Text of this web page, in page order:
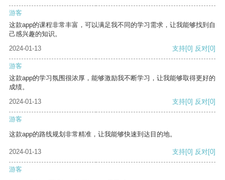
游客
这款app的课程非常丰富，可以满足我不同的学习需求，让我能够找到自
己感兴趣的知识。
2024-01-13
支持[0] 反对[0]
游客
这款app的学习氛围很浓厚，能够激励我不断学习，让我能够取得更好的
成绩。
2024-01-13
支持[0] 反对[0]
游客
这款app的路线规划非常精准，让我能够快速到达目的地。
2024-01-13 支持[0] 反对[0]
游客